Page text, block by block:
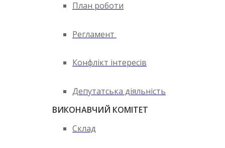
План роботи
Регламент
Конфлікт інтересів
Депутатська діяльність
ВИКОНАВЧИЙ КОМІТЕТ
Склад